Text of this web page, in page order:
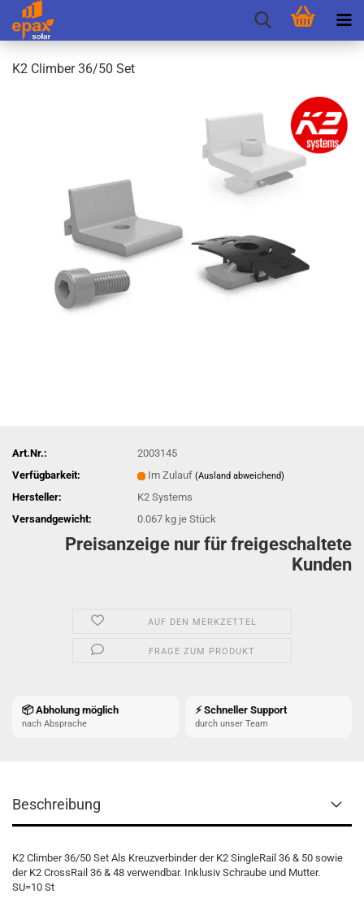
K2 Clim­ber 36/50 Set
Art.Nr.:
2003145
Verfügbarkeit:
Im Zulauf (Ausland abweichend)
Hersteller:
K2 Systems
Versandgewicht:
0.067 kg je Stück
Preisanzeige nur für freigeschaltete
Kunden
AUF DEN MERKZETTEL
FRAGE ZUM PRODUKT
📦 Abholung möglich
nach Absprache
⚡ Schneller Support
durch unser Team
Beschreibung
K2 Climber 36/50 Set Als Kreuzverbinder der K2 SingleRail 36 & 50 sowie
der K2 CrossRail 36 & 48 verwendbar. Inklusiv Schraube und Mutter.
SU=10 St